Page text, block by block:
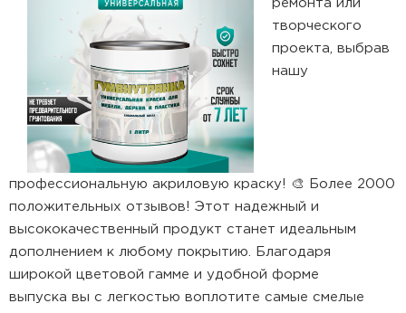
ремонта или
творческого
проекта, выбрав
нашу
профессиональную акриловую краску! 🎨 Более 2000
положительных отзывов! Этот надежный и
высококачественный продукт станет идеальным
дополнением к любому покрытию. Благодаря
широкой цветовой гамме и удобной форме
выпуска вы с легкостью воплотите самые смелые